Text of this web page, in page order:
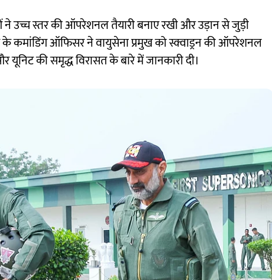
ने उच्च स्तर की ऑपरेशनल तैयारी बनाए रखी और उड़ान से जुड़ी
के कमांडिंग ऑफिसर ने वायुसेना प्रमुख को स्क्वाड्रन की ऑपरेशनल
की समृद्ध विरासत के बारे में जानकारी दी।